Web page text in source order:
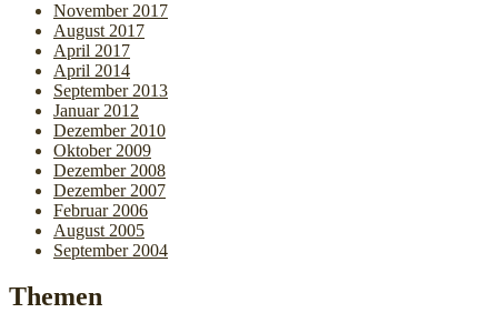
November 2017
August 2017
April 2017
April 2014
September 2013
Januar 2012
Dezember 2010
Oktober 2009
Dezember 2008
Dezember 2007
Februar 2006
August 2005
September 2004
Themen